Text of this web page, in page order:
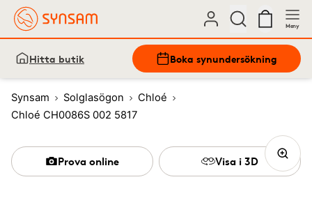
Meny
Hitta butik Boka synundersökning
Synsam Solglasögon
Chloé
Chloé CH0086S 002 5817
Prova online Visa i 3D